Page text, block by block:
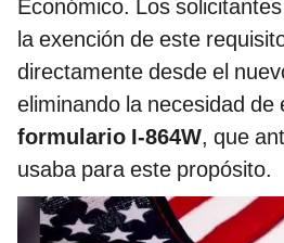
Económico. Los
la exención de este
directamente desde el
eliminando la necesidad de
formulario I-864W, que
usaba para este propósito.